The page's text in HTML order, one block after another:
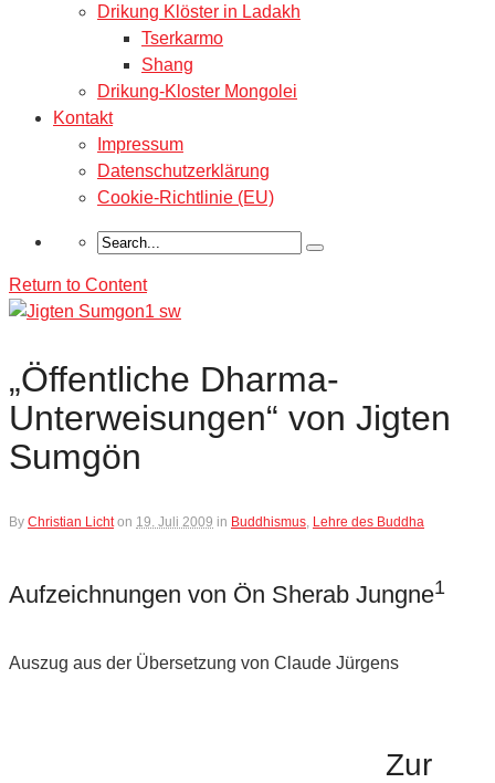
Drikung Klöster in Ladakh
Tserkarmo
Shang
Drikung-Kloster Mongolei
Kontakt
Impressum
Datenschutzerklärung
Cookie-Richtlinie (EU)
Return to Content
„Öffentliche Dharma-
Unterweisungen“ von Jigten
Sumgön
By Christian Licht on 19. Juli 2009 in Buddhismus, Lehre des Buddha
Aufzeichnungen von Ön Sherab Jungne1
Auszug aus der Übersetzung von Claude Jürgens
Zur